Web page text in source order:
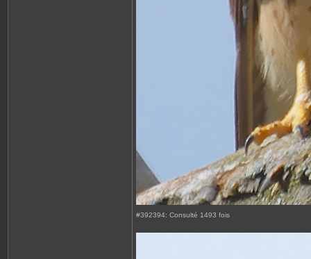
#392394: Consulté 1493 fois